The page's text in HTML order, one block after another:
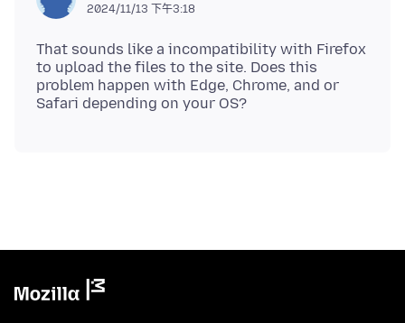
2024/11/13 下午3:18
That sounds like a incompatibility with Firefox
to upload the files to the site. Does this
problem happen with Edge, Chrome, and or